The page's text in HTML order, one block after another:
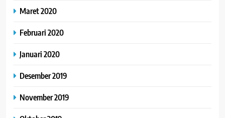
Maret 2020
Februari 2020
Januari 2020
Desember 2019
November 2019